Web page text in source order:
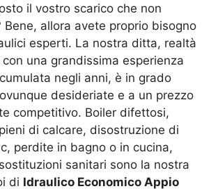
il vostro scarico che non
Bene, allora avete proprio bisogno
esperti. La nostra ditta, realtà
una grandissima esperienza
negli anni, è in grado
desideriate e a un prezzo
competitivo. Boiler difettosi,
di calcare, disostruzione di
perdite in bagno o in cucina,
sanitari sono la nostra
di Idraulico Economico Appio